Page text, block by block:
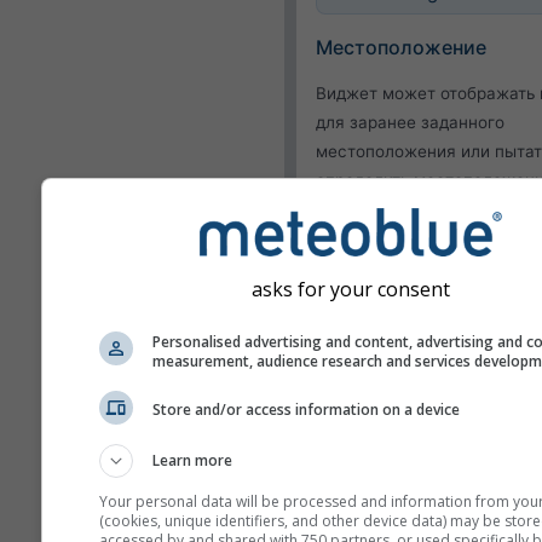
Местоположение
Виджет может отображать
для заранее заданного
местоположения или
определить
каждого посетителя
Использовать
Определить
Опустить
влажность
asks for your consent
Personalised advertising and content, advertising and
measurement, audience research and services
Store and/or access information on a device
Learn more
Your personal data will be processed and information from
(cookies, unique identifiers, and other device data) may be